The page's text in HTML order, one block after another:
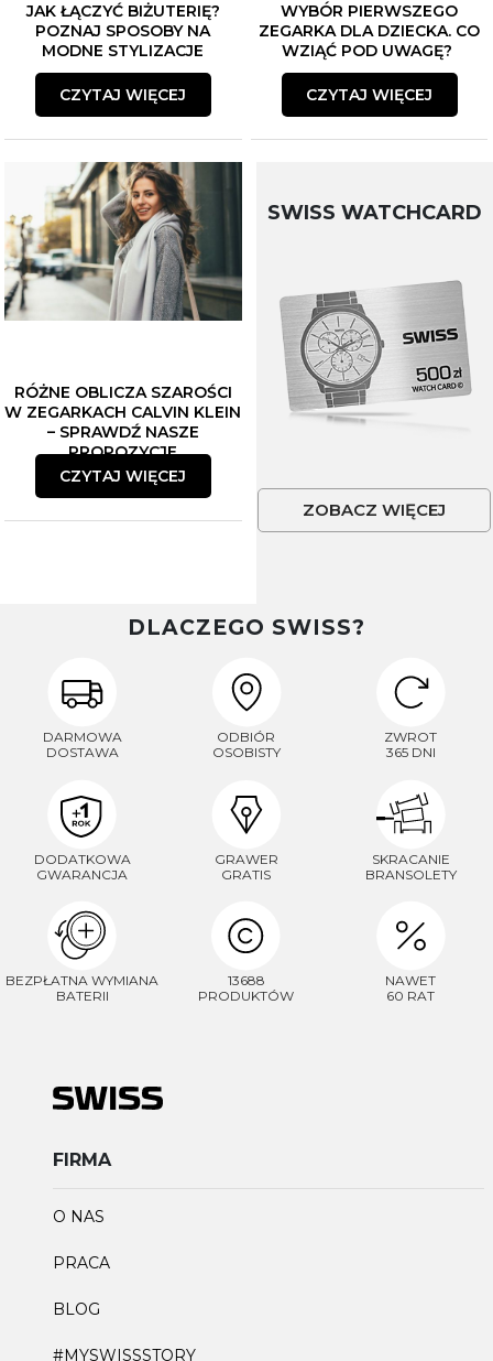
JAK ŁĄCZYĆ BIŻUTERIĘ?
POZNAJ SPOSOBY NA
MODNE STYLIZACJE
CZYTAJ WIĘCEJ
WYBÓR PIERWSZEGO
ZEGARKA DLA DZIECKA. CO
WZIĄĆ POD UWAGĘ?
CZYTAJ WIĘCEJ
RÓŻNE OBLICZA SZAROŚCI
W ZEGARKACH CALVIN KLEIN
– SPRAWDŹ NASZE
PROPOZYCJE
CZYTAJ WIĘCEJ
SWISS WATCHCARD
ZOBACZ WIĘCEJ
DLACZEGO SWISS?
DARMOWA
DOSTAWA
ODBIÓR
OSOBISTY
ZWROT
365 DNI
DODATKOWA
GWARANCJA
GRAWER
GRATIS
SKRACANIE
BRANSOLETY
BEZPŁATNA WYMIANA
BATERII
13688
PRODUKTÓW
NAWET
60 RAT
FIRMA
O NAS
PRACA
BLOG
#MYSWISSSTORY